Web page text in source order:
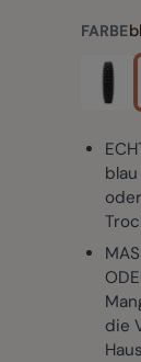
FARBE
die